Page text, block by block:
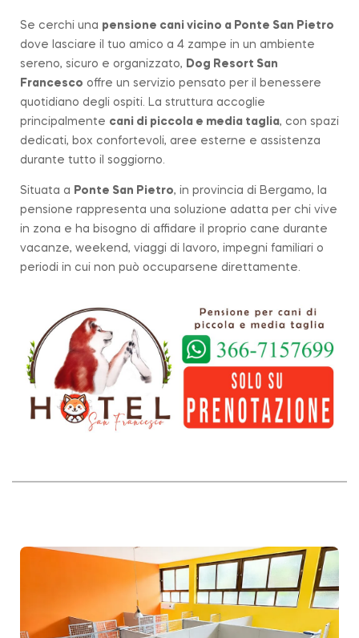
Se cerchi una pensione cani vicino a Ponte San Pietro
dove lasciare il tuo amico a 4 zampe in un ambiente
sereno, sicuro e organizzato, Dog Resort San
Francesco offre un servizio pensato per il benessere
quotidiano degli ospiti. La struttura accoglie
principalmente cani di piccola e media taglia, con spazi
dedicati, box confortevoli, aree esterne e assistenza
durante tutto il soggiorno.
Situata a Ponte San Pietro, in provincia di Bergamo, la
pensione rappresenta una soluzione adatta per chi vive
in zona e ha bisogno di affidare il proprio cane durante
vacanze, weekend, viaggi di lavoro, impegni familiari o
periodi in cui non può occuparsene direttamente.